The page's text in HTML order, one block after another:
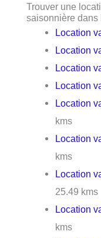
Trouver une
saisonnière dans
Location
Location
Location
Location
Location
kms
Location
kms
Location
25.49 kms
Location
kms